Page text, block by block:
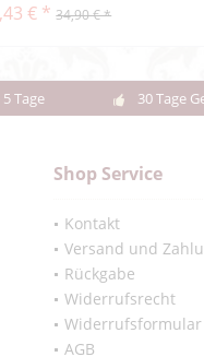
€ * 34,90 € *
Tage 30 Tage
Shop Service
Kontakt
Versand und
Rückgabe
Widerrufsrecht
Widerrufsformular
AGB